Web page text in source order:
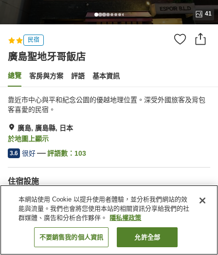
41
民宿
廣島聖地牙哥飯店
總覽 客房與方案 評語 基本資訊
靠近市中心與平和紀念公園的優越地理位置。深受外國旅客及背包
客喜愛的民宿。
廣島, 廣島縣, 日本
於地圖上顯示
3.6 很好 評語數： 103
住宿設施
休息室
共用廚房
付費洗衣房
找客房
本網站使用 Cookie 以提升使用者體驗，並分析我們網站的效
能與流量。我們也會將您使用本站的相關資訊分享給我們的社
群媒體、廣告和分析合作夥伴。
隱私權政策
不要銷售我的個人資訊 允許全部